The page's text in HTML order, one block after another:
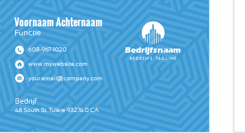
your.email@company.com
Bedrijf
48 South St. Tulare 93274.0 CA
608-967-1020
www.mywebsite.com
Functie
Voornaam Achternaam
Bedrijfsnaam
Bedrijfs tagline